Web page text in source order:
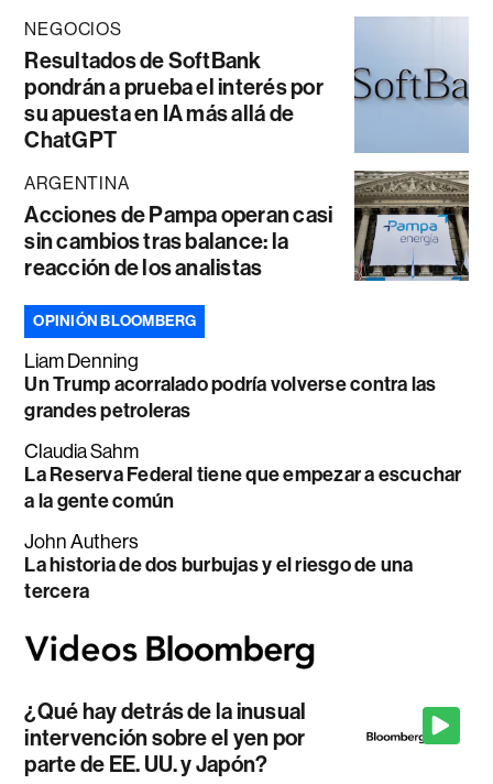
NEGOCIOS
Resultados de SoftBank
pondrán a prueba el interés por
su apuesta en IA más allá de
ChatGPT
ARGENTINA
Acciones de Pampa operan casi
sin cambios tras balance: la
reacción de los analistas
OPINIÓN BLOOMBERG
Liam Denning
Un Trump acorralado podría volverse contra las
grandes petroleras
Claudia Sahm
La Reserva Federal tiene que empezar a escuchar
a la gente común
John Authers
La historia de dos burbujas y el riesgo de una
tercera
¿Qué hay detrás de la inusual
intervención sobre el yen por
parte de EE. UU. y Japón?